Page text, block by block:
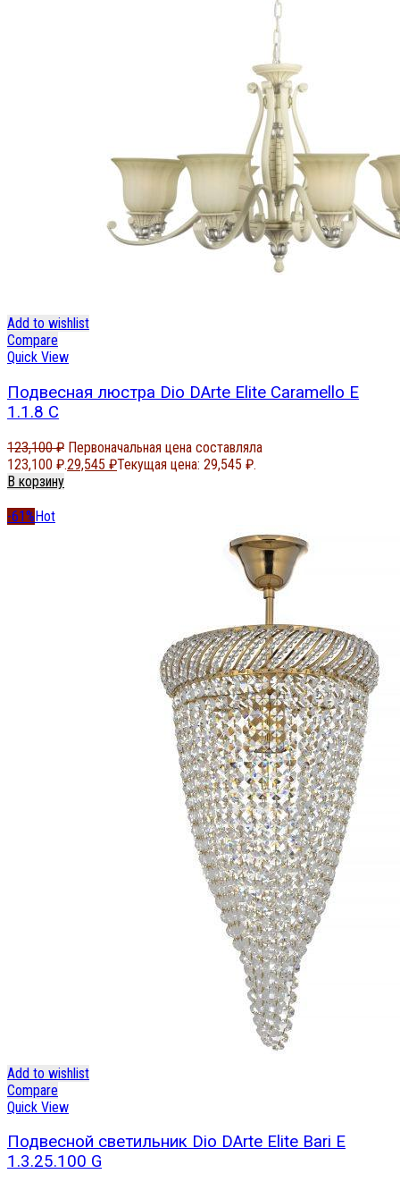
Add to wishlist
Compare
Quick View
Подвесная люстра Dio DArte Elite Caramello E
1.1.8 C
123,100₽ Первоначальная цена составляла
123,100 ₽.29,545 ₽Текущая цена: 29,545 ₽.
В корзину
-61%Hot
Add to wishlist
Compare
Quick View
Подвесной светильник Dio DArte Elite Bari E
1.3.25.100 G